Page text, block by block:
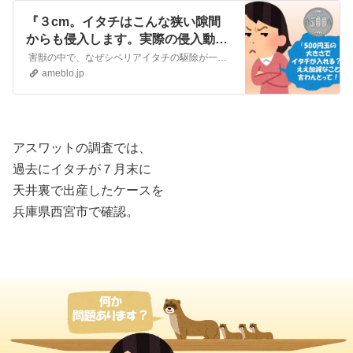
『３cm。イタチはこんな狭い隙間
からも侵入します。実際の侵入動画
もご覧ください。』
害獣の中で、なぜシベリアイタチの駆除が一番難しいの？ 3月から7月にかけて住環境害獣（以下：害獣）が屋根裏で子育てをする時期に私たち害獣駆除業者は繁忙期を迎…
ameblo.jp
アスワットの調査では、
過去にイタチが７月末に
天井裏で出産したケースを
兵庫県西宮市で確認。